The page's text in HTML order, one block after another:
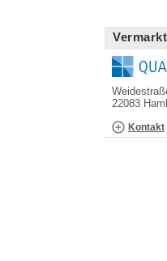
22083
Kontakt